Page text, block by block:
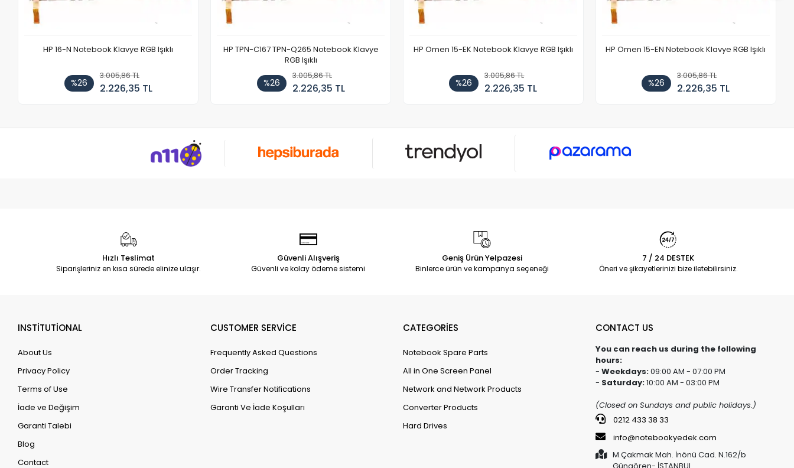
HP 16-N Notebook Klavye RGB Işıklı
%26
3.005,86 TL
2.226,35 TL
HP TPN-C167 TPN-Q265 Notebook Klavye
RGB Işıklı
%26
3.005,86 TL
2.226,35 TL
HP Omen 15-EK Notebook Klavye RGB Işıklı
%26
3.005,86 TL
2.226,35 TL
HP Omen 15-EN Notebook Klavye RGB Işıklı
%26
3.005,86 TL
2.226,35 TL
Hızlı Teslimat
Siparişleriniz en kısa sürede elinize ulaşır.
Güvenli Alışveriş
Güvenli ve kolay ödeme sistemi
Geniş Ürün Yelpazesi
Binlerce ürün ve kampanya seçeneği
7 / 24 DESTEK
Öneri ve şikayetlerinizi bize iletebilirsiniz.
INSTİTUTİONAL
About Us
Privacy Policy
Terms of Use
İade ve Değişim
Garanti Talebi
Blog
Contact
CUSTOMER SERVİCE
Frequently Asked Questions
Order Tracking
Wire Transfer Notifications
Garanti Ve İade Koşulları
CATEGORİES
Notebook Spare Parts
All in One Screen Panel
Network and Network Products
Converter Products
Hard Drives
CONTACT US
You can reach us during the following
hours:
- Weekdays:09:00 AM - 07:00 PM
- Saturday:10:00 AM - 03:00 PM
(Closed on Sundays and public holidays.)
0212 433 38 33
info@notebookyedek.com
M.Çakmak Mah. İnönü Cad. N.162/b